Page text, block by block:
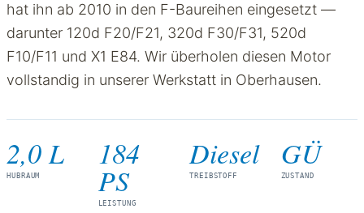
hat ihn ab 2010 in den F-Baureihen eingesetzt —
darunter 120d F20/F21, 320d F30/F31, 520d
F10/F11 und X1 E84. Wir überholen diesen Motor
vollstandig in unserer Werkstatt in Oberhausen.
2,0 L
HUBRAUM
184
PS
LEISTUNG
Diesel
TREIBSTOFF
GÜ
ZUSTAND